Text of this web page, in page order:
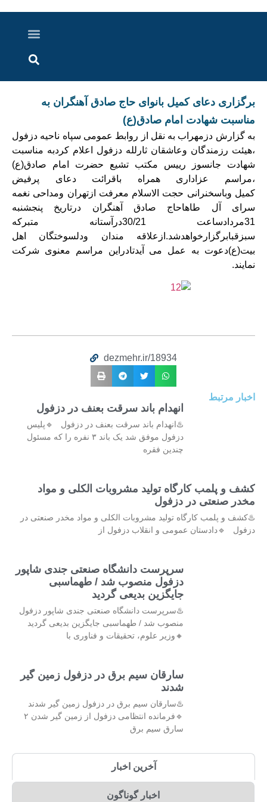
برگزاری دعای کمیل بانوای حاج صادق آهنگران به
مناسبت شهادت امام صادق(ع)
به گزارش دزمهراب به نقل از روابط عمومی سپاه ناحیه دزفول
،هیئت رزمندگان وعاشقان ثارلله دزفول اعلام کردبه مناسبت
شهادت جانسوز رییس مکتب تشیع حضرت امام صادق(ع)
،مراسم عزاداری همراه باقرائت دعای پرفیض
کمیل وباسخنرانی حجت الاسلام معرفت ازتهران ومداحی نغمه
سرای آل طاهاحاج صادق آهنگران درتاریخ پنجشنبه
31مردادساعت 30/21درآستانه متبرکه
سبزقبابرگزارخواهدشد.ازعلاقه مندان ودلسوختگان اهل
بیت(ع)دعوت به عمل می آیدتادراین مراسم معنوی شرکت
نمایند.
dezmehr.ir/18934
اخبار مرتبط
انهدام باند سرقت بعنف در دزفول
♨️انهدام باند سرقت بعنف در دزفول 🔹پلیس
دزفول موفق شد یک باند ۳ نفره را که مسئول
چندین فقره
کشف و پلمب کارگاه تولید مشروبات الکلی و مواد
مخدر صنعتی در دزفول
♨️کشف و پلمب کارگاه تولید مشروبات الکلی و مواد مخدر صنعتی در
دزفول 🔹دادستان عمومی و انقلاب دزفول از
سرپرست دانشگاه صنعتی جندی شاپور
دزفول منصوب شد / طهماسبی
جایگزین بدیعی گردید
♨️سرپرست دانشگاه صنعتی جندی شاپور دزفول
منصوب شد / طهماسبی جایگزین بدیعی گردید
🔸وزیر علوم، تحقیقات و فناوری با
سارقان سیم برق در دزفول زمین گیر
شدند
♨️سارقان سیم برق در دزفول زمین گیر شدند
🔹فرمانده انتظامی دزفول از زمین گیر شدن ۲
سارق سیم برق
آخرین اخبار
اخبار گوناگون